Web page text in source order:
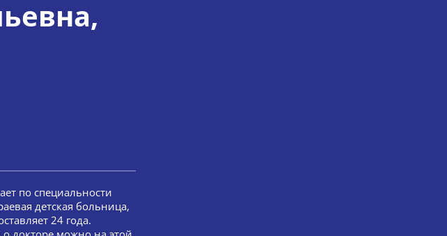
,
по специальности
детская больница,
24 года.